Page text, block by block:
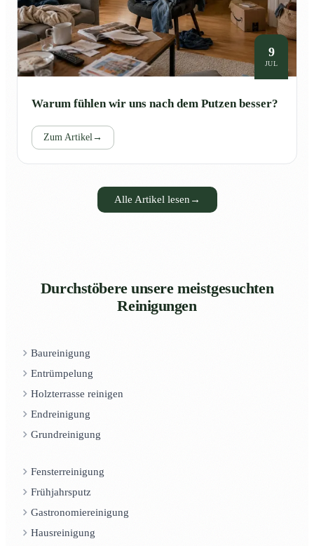
9
JUL
Warum fühlen wir uns nach dem Putzen besser?
Zum Artikel →
Alle Artikel lesen →
Durchstöbere unsere meistgesuchten
Reinigungen
Baureinigung
Entrümpelung
Holzterrasse reinigen
Endreinigung
Grundreinigung
Fensterreinigung
Frühjahrsputz
Gastronomiereinigung
Hausreinigung